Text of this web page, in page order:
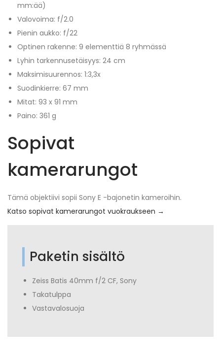
mm:ää)
Valovoima: f/2.0
Pienin aukko: f/22
Optinen rakenne: 9 elementtiä 8 ryhmässä
Lyhin tarkennusetäisyys: 24 cm
Maksimisuurennos: 1:3,3x
Suodinkierre: 67 mm
Mitat: 93 x 91 mm
Paino: 361 g
Sopivat
kamerarungot
Tämä objektiivi sopii Sony E -bajonetin kameroihin.
Katso sopivat kamerarungot vuokraukseen →
Paketin sisältö
Zeiss Batis 40mm f/2 CF, Sony
Takatulppa
Vastavalosuoja